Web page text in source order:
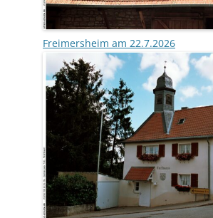
Freimersheim am 22.7.2026